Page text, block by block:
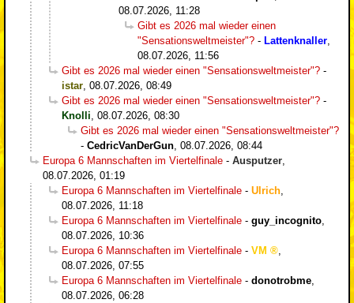
08.07.2026, 11:28
Gibt es 2026 mal wieder einen
"Sensationsweltmeister"? - Lattenknaller
08.07.2026, 11:56
Gibt es 2026 mal wieder einen "Sensationsweltmeister"? -
istar 08.07.2026, 08:49
Gibt es 2026 mal wieder einen "Sensationsweltmeister"? -
Knolli 08.07.2026, 08:30
Gibt es 2026 mal wieder einen "Sensationsweltmeister"?
- CedricVanDerGun 08.07.2026, 08:44
Europa 6 Mannschaften im Viertelfinale - Ausputzer
08.07.2026, 01:19
Europa 6 Mannschaften im Viertelfinale - Ulrich
08.07.2026, 11:18
Europa 6 Mannschaften im Viertelfinale - guy_incognito
08.07.2026, 10:36
Europa 6 Mannschaften im Viertelfinale - VM
08.07.2026, 07:55
Europa 6 Mannschaften im Viertelfinale - donotrobme
08.07.2026, 06:28